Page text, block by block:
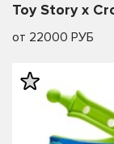
Toy Story x
от 22000 РУБ